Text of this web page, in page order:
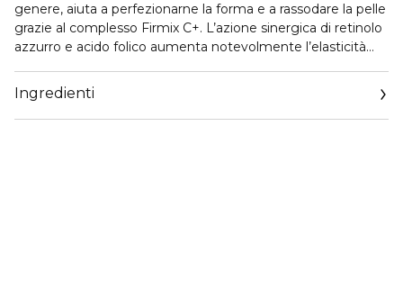
genere, aiuta a perfezionarne la forma e a rassodare la pelle
grazie al complesso Firmix C+. L’azione sinergica di retinolo
azzurro e acido folico aumenta notevolmente l’elasticità
Ingredienti